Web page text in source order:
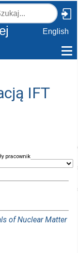
English
IFT
pracownik
of Nuclear Matter